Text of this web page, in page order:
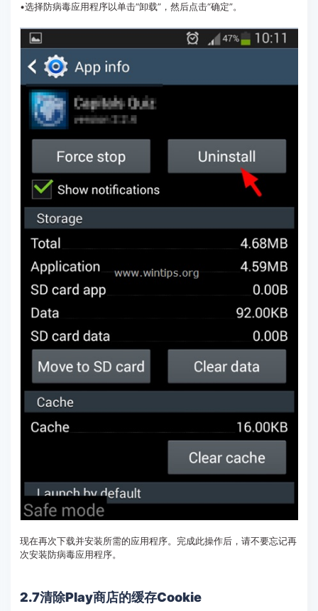
•选择防病毒应用程序以单击“卸载”，然后点击“确定”。
现在再次下载并安装所需的应用程序。完成此操作后，请不要忘记再
次安装防病毒应用程序。
2.7清除Play商店的缓存Cookie